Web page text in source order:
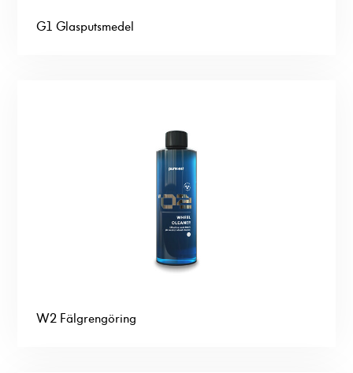
G1 Glasputsmedel
W2 Fälgrengöring